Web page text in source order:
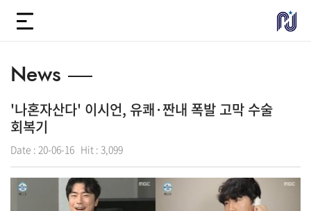
News
'나혼자산다' 이시언, 유쾌·짠내 폭발 고막 수술
회복기
Date : 20-06-16 Hit : 3,099